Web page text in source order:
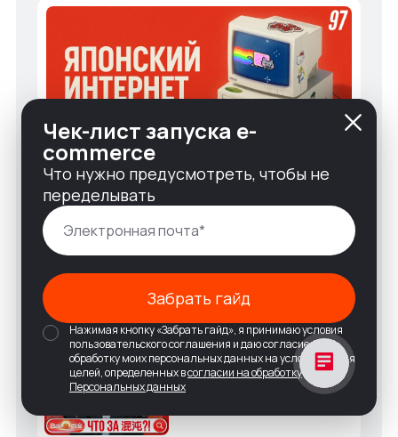
Что объединяет пенсионеров-
лудоманов, порно с пикселями, барсука-
полицейского и страх плохо пахнуть?
Интернет Северной и
Южной Кореи: две
антиутопии на одном
полуострове
Наши в шоке от 中国: чем
вас удивит китайский
Чек-лист запуска e-
commerce
Что нужно предусмотреть, чтобы не
переделывать
Забрать гайд
Нажимая кнопку «Забрать гайд», я принимаю условия
пользовательского соглашения и даю согласие на
обработку моих персональных данных на условиях и для
целей, определенных всогласии на обработку
Персональных данных